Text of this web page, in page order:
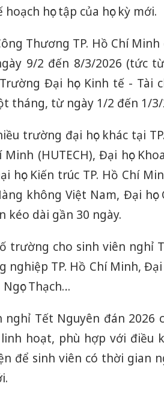
học tập của học kỳ mới.
Thương TP. Hồ Chí
9/2 đến 8/3/2026 (tức
Đại học Kinh tế - Tài
tháng, từ ngày 1/2 đến 1/3/
trường đại học khác tại
Minh (HUTECH), Đại học
học Kiến trúc TP. Hồ Chí
không Việt Nam, Đại
kéo dài gần 30 ngày.
trường cho sinh viên nghỉ
nghiệp TP. Hồ Chí Minh,
Thạch…
nghỉ Tết Nguyên đán 2026
hoạt, phù hợp với điều
để sinh viên có thời gian